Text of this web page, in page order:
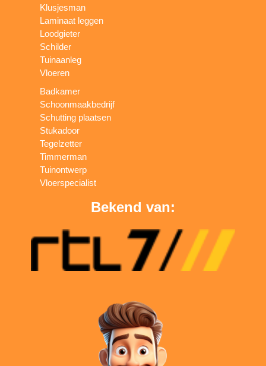
Klusjesman
Laminaat leggen
Loodgieter
Schilder
Tuinaanleg
Vloeren
Badkamer
Schoonmaakbedrijf
Schutting plaatsen
Stukadoor
Tegelzetter
Timmerman
Tuinontwerp
Vloerspecialist
Bekend van: